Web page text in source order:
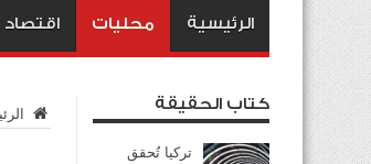
الرئيسية محليات اقتصاد
كتاب الحقيقة
تركيا تُحقق